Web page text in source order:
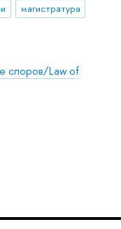
магистратура
споров/Law of